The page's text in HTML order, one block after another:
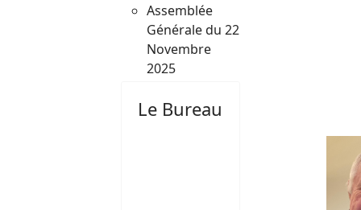
Assemblée
Générale du 22
Novembre
2025
Le Bureau